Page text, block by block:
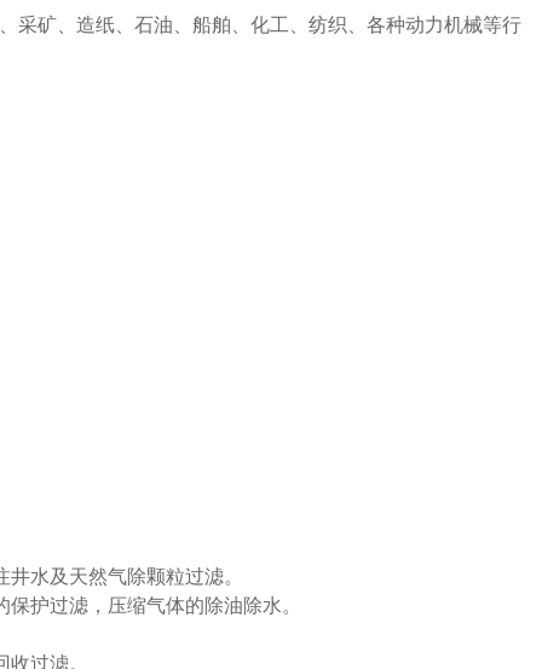
采矿、造纸、石油、船舶、化工、纺织、各种动力机械等行
水及天然气除颗粒过滤。
护过滤，压缩气体的除油除水。
过滤。